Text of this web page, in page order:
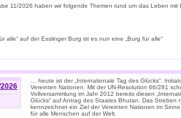
11/2026 haben wir folgende Themen rund um das Leben mit
alle“ auf der Esslinger Burg ist es nun eine „Burg für alle“
… heute ist der „Internationale Tag des Glücks“.
Vereinten Nationen. Mit der UN-Resolution 66/281
Vollversammlung im Jahr 2012 bereits diesen
Glücks“ auf Antrag des Staates Bhutan. Das Streben
kennzeichnet ein Ziel der Vereinten Nationen im
für alle Menschen auf der Welt.